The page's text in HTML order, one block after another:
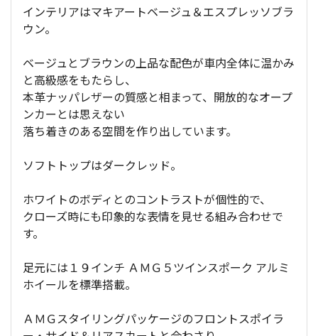
インテリアはマキアートベージュ＆エスプレッソブラ
ウン。
ベージュとブラウンの上品な配色が車内全体に温かみ
と高級感をもたらし、
本革ナッパレザーの質感と相まって、開放的なオープ
ンカーとは思えない
落ち着きのある空間を作り出しています。
ソフトトップはダークレッド。
ホワイトのボディとのコントラストが個性的で、
クローズ時にも印象的な表情を見せる組み合わせで
す。
足元には１９インチ ＡＭＧ５ツインスポーク アルミ
ホイールを標準搭載。
ＡＭＧスタイリングパッケージのフロントスポイラ